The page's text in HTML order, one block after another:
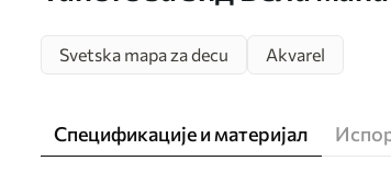
Svetska mapa za decu Akvarel
Спецификације и материјал